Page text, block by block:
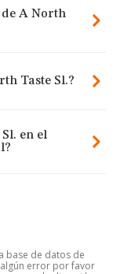
A North
Taste Sl.?
en el
base de datos de
algún error por favor